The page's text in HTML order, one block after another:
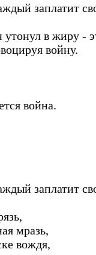
заплатит
в жиру -
войну.
война.
заплатит
мразь,
вождя,